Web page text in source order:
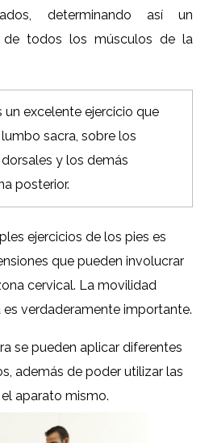
determinando así un
de todos los músculos de la
un excelente ejercicio que
sacra, sobre los
y los demás
posterior.
ejercicios de los pies es
que pueden involucrar
cervical. La movilidad
verdaderamente importante.
se pueden aplicar diferentes
además de poder utilizar las
aparato mismo.